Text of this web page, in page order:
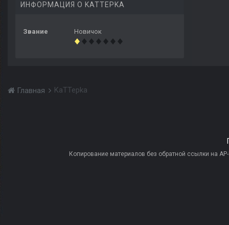
ИНФОРМАЦИЯ О KATTEPKA
Звание Новичок
Главная KaTTepka
Копирование материалов без обратной ссылки на